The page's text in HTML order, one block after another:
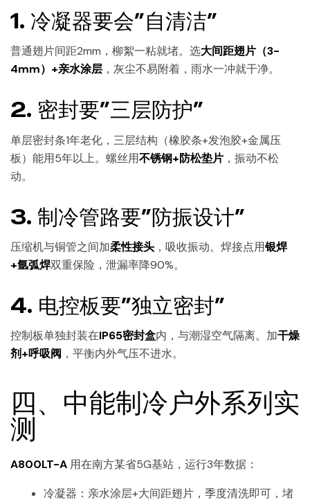
1. 冷凝器要会”自清洁”
普通翅片间距2mm，柳絮一粘就堵。选大间距翅片（3-
4mm）+亲水涂层 ，灰尘不易附着，雨水一冲就干净。
2. 密封要”三层防护”
单层密封条1年老化，三层结构（橡胶条+发泡胶+金属压
板）能用5年以上。螺丝用不锈钢+防松垫片 ，振动不松
动。
3. 制冷管路要”防振设计”
压缩机与铜管之间加柔性接头 ，吸收振动。焊接点用银焊
+氩弧焊双重保险，泄漏率降90%。
4. 电控板要”独立密封”
控制板单独封装在IP65密封盒内，与潮湿空气隔离。加干燥
剂+呼吸阀 ，平衡内外气压不进水。
四、中能制冷户外系列实
测
A800LT-A 用在南方某省5G基站，运行3年数据：
冷凝器：亲水涂层+大间距翅片，季度清洗即可，堵